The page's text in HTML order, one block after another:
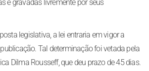
e gravadas livremente por seus
legislativa, a lei entraria em vigor a
Tal determinação foi vetada pela
Dilma Rousseff, que deu prazo de 45 dias.